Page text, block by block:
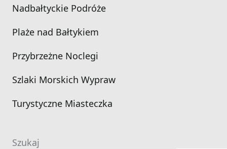
Nadbałtyckie Podróże
Plaże nad Bałtykiem
Przybrzeżne Noclegi
Szlaki Morskich Wypraw
Turystyczne Miasteczka
Szukaj